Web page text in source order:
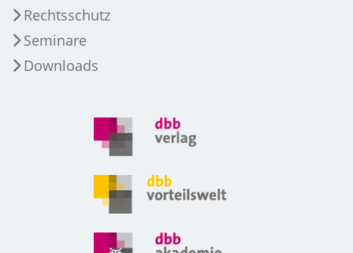
Rechtsschutz
Seminare
Downloads